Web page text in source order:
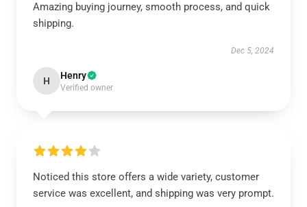
Amazing buying journey, smooth process, and quick
shipping.
Dec 5, 2024
H Henry
Verified owner
Noticed this store offers a wide variety, customer
service was excellent, and shipping was very prompt.